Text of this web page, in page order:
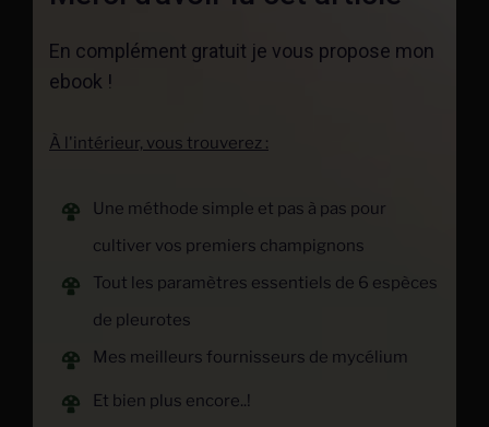
En complément gratuit je vous propose mon
ebook !
À l'intérieur, vous trouverez :
Une méthode simple et pas à pas pour
cultiver vos premiers champignons
Tout les paramètres essentiels de 6 espèces
de pleurotes
Mes meilleurs fournisseurs de mycélium
Et bien plus encore..!